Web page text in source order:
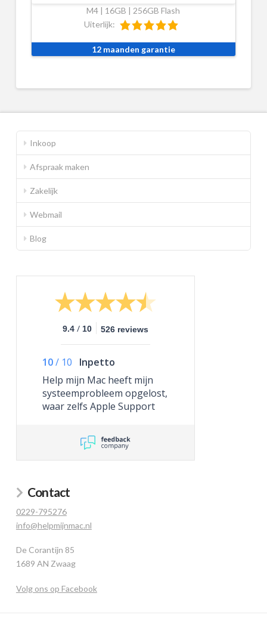
M4 | 16GB | 256GB Flash
Uiterlijk:
12 maanden garantie
Inkoop
Afspraak maken
Zakelijk
Webmail
Blog
9.4 / 10 526 reviews
10/ 10
Inpetto
Help mijn Mac heeft mijn
systeemprobleem opgelost,
waar zelfs Apple Support
Contact
0229-795276
info@helpmijnmac.nl
De Corantijn 85
1689 AN Zwaag
Volg ons op Facebook